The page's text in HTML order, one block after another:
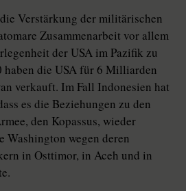
Verstärkung der militärischen
Zusammenarbeit vor allem
der USA im Pazifik zu
haben die USA für 6 Milliarden
verkauft. Im Fall Indonesien hat
es die Beziehungen zu den
den Kopassus, wieder
Washington wegen deren
in Osttimor, in Aceh und in